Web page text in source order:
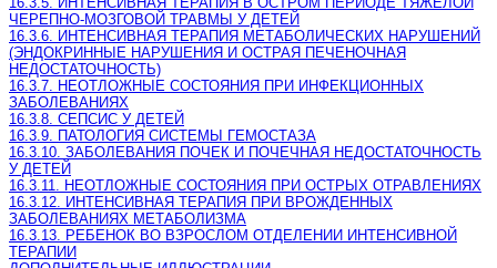
ЧЕРЕПНО-МОЗГОВОЙ ТРАВМЫ У ДЕТЕЙ
16.3.6. ИНТЕНСИВНАЯ ТЕРАПИЯ МЕТАБОЛИЧЕСКИХ НАРУШЕНИЙ
(ЭНДОКРИННЫЕ НАРУШЕНИЯ И ОСТРАЯ ПЕЧЕНОЧНАЯ
НЕДОСТАТОЧНОСТЬ)
16.3.7. НЕОТЛОЖНЫЕ СОСТОЯНИЯ ПРИ ИНФЕКЦИОННЫХ
ЗАБОЛЕВАНИЯХ
16.3.8. СЕПСИС У ДЕТЕЙ
16.3.9. ПАТОЛОГИЯ СИСТЕМЫ ГЕМОСТАЗА
16.3.10. ЗАБОЛЕВАНИЯ ПОЧЕК И ПОЧЕЧНАЯ НЕДОСТАТОЧНОСТЬ
У ДЕТЕЙ
16.3.11. НЕОТЛОЖНЫЕ СОСТОЯНИЯ ПРИ ОСТРЫХ ОТРАВЛЕНИЯХ
16.3.12. ИНТЕНСИВНАЯ ТЕРАПИЯ ПРИ ВРОЖДЕННЫХ
ЗАБОЛЕВАНИЯХ МЕТАБОЛИЗМА
16.3.13. РЕБЕНОК ВО ВЗРОСЛОМ ОТДЕЛЕНИИ ИНТЕНСИВНОЙ
ТЕРАПИИ